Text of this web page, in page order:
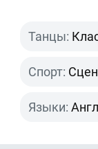
Танцы:
Спорт:
Языки: